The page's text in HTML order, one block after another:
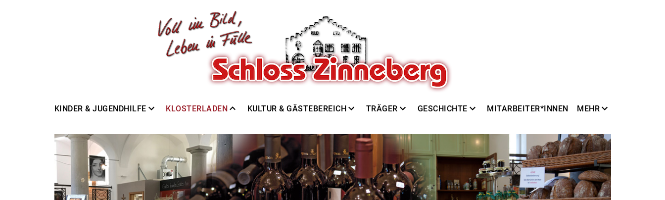
KINDER & JUGENDHILFE KLOSTERLADEN KULTUR & GÄSTEBEREICH TRÄGER GESCHICHTE MITARBEITER*INNEN MEHR